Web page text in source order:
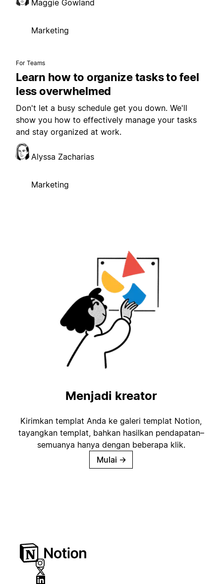
Maggie Gowland
Marketing
For Teams
Learn how to organize tasks to feel
less overwhelmed
Don't let a busy schedule get you down. We'll
show you how to effectively manage your tasks
and stay organized at work.
Alyssa Zacharias
Marketing
Menjadi kreator
Kirimkan templat Anda ke galeri templat Notion,
tayangkan templat, bahkan hasilkan pendapatan–
semuanya hanya dengan beberapa klik.
Mulai →